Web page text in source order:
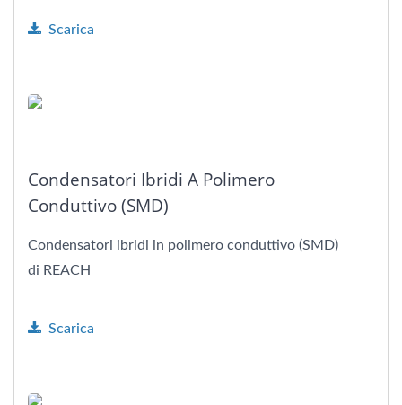
Scarica
Condensatori Ibridi A Polimero
Conduttivo (SMD)
Condensatori ibridi in polimero conduttivo (SMD)
di REACH
Scarica